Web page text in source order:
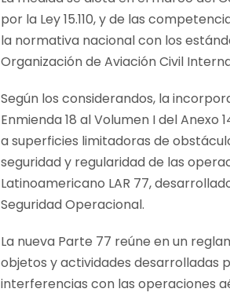
por la Ley 15.110, y de las
la normativa nacional con los
Organización de Aviación Civil
Según los considerandos, la
Enmienda 18 al Volumen I del
a superficies limitadoras de
seguridad y regularidad de las
Latinoamericano LAR 77,
Seguridad Operacional.
La nueva Parte 77 reúne en un
objetos y actividades desarrolladas
interferencias con las operaciones